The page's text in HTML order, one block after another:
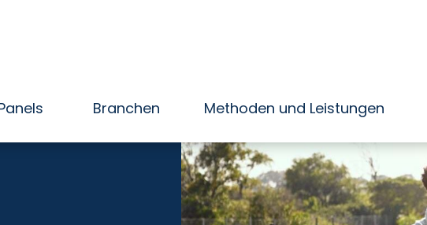
Branchen Methoden und Leistungen